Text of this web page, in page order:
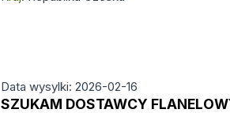
Data wysylki: 2026-02-16
SZUKAM DOSTAWCY